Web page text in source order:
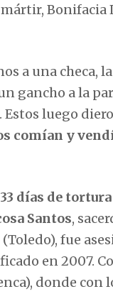
Bonifacia
a una checa,
gancho a la
luego
comían y
días de tortura
Santos,
fue
en 2007.
donde con